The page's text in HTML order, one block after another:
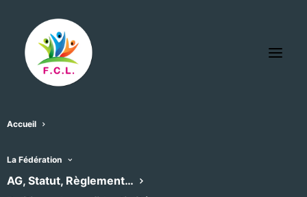
Accueil
La Fédération
AG, Statut, Règlement…
EKHO
Évènements dans ce organisateur